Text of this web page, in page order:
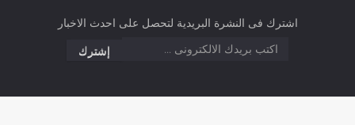
اشترك فى النشرة البريدية لتحصل على احدث الاخبار